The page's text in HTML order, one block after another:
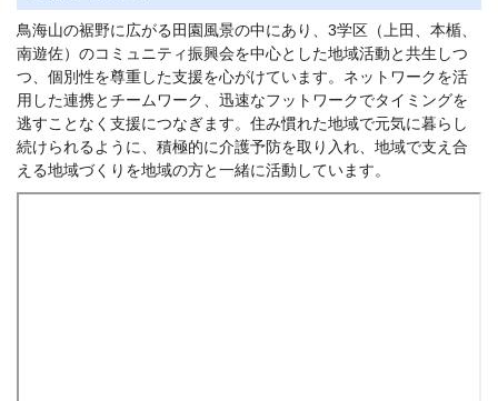
鳥海山の裾野に広がる田園風景の中にあり、3学区（上田、本楯、
南遊佐）のコミュニティ振興会を中心とした地域活動と共生しつ
つ、個別性を尊重した支援を心がけています。ネットワークを活
用した連携とチームワーク、迅速なフットワークでタイミングを
逃すことなく支援につなぎます。住み慣れた地域で元気に暮らし
続けられるように、積極的に介護予防を取り入れ、地域で支え合
える地域づくりを地域の方と一緒に活動しています。